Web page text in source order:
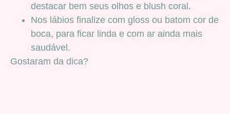
destacar bem seus olhos e blush coral.
Nos lábios finalize com gloss ou batom cor de
boca, para ficar linda e com ar ainda mais
saudável.
Gostaram da dica?